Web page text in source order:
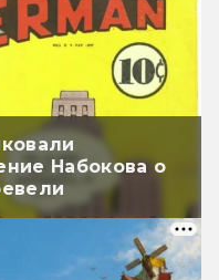
Набокова о